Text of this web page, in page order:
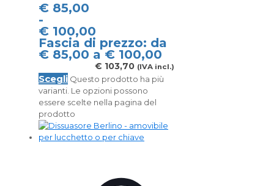
€ 85,00
-
€ 100,00
Fascia di prezzo: da
€ 85,00 a € 100,00
€ 103,70 (IVA incl.)
Scegli Questo prodotto ha più
varianti. Le opzioni possono
essere scelte nella pagina del
prodotto